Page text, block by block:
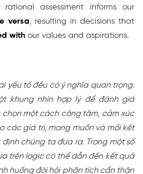
assessment informs our
versa, resulting in decisions that
with our values and aspirations.
yếu tố đều có ý nghĩa quan trọng.
khung nhìn hợp lý để đánh giá
một cách công tâm, cảm xúc
các giá trị, mong muốn và mối kết
chúng ta đưa ra. Trong một số
trên logic có thể dẫn đến kết quả
huống đòi hỏi phân tích cẩn thận